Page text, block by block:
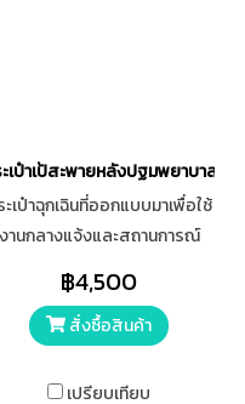
สะพาย Medical Bag First Aid
เป๋าเป้สะพายหลังปฐมพยาบาล
ะเป๋าฉุกเฉินที่ออกแบบมาเพื่อใช้
งานกลางแจ้งและสถานการณ์
กเฉิน ใช้ได้ทุกสภาพแวดล้อม ชุด
อุปกรณ์ฉุกเฉิน กระเป๋า Ems
สะพายหลัง
฿4,500
สั่งซื้อสินค้า
เปรียบเทียบ